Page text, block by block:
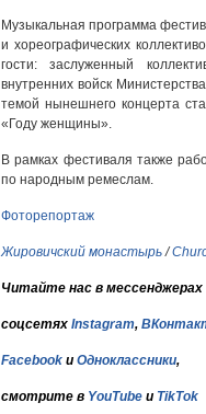
Музыкальная программа
и хореографических
гости: заслуженный
внутренних войск
темой нынешнего концерта
«Году женщины».
В рамках фестиваля также
по народным ремеслам.
Фоторепортаж
Жировичский монастырь/
Читайте нас в мессенджерах
соцсетях Instagram,
Facebook и Одноклассники,
смотрите в YouTube и TikTok